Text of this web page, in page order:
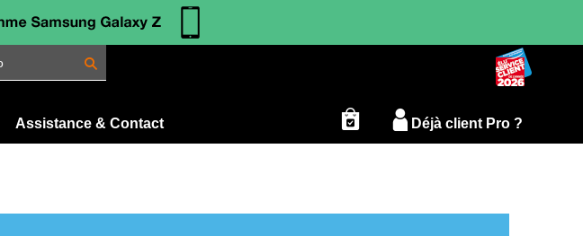
Assistance & Contact Déjà client Pro ?